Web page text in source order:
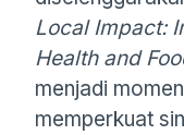
Local Impact:
Health and
menjadi
memperkuat